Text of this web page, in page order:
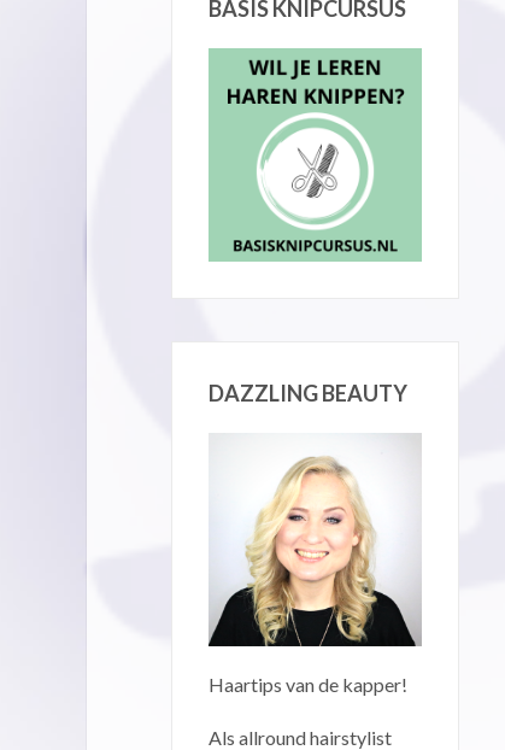
BASIS KNIPCURSUS
DAZZLING BEAUTY
Haartips van de kapper!
Als allround hairstylist